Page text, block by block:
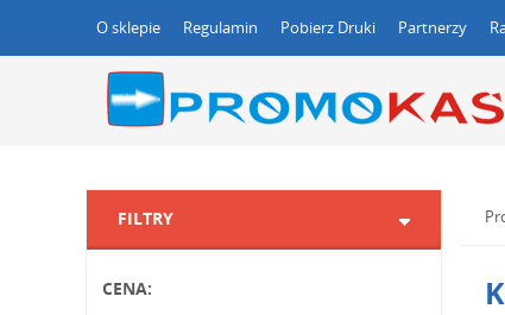
O sklepie Regulamin Pobierz Druki Partnerzy
FILTRY
CENA: